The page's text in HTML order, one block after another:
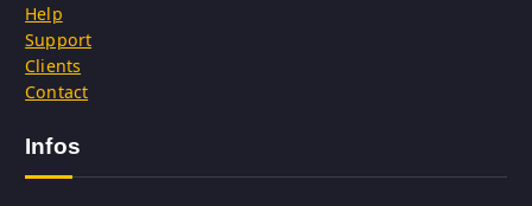
Help
Support
Clients
Contact
Infos